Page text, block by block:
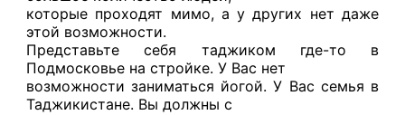
которые проходят мимо, а у других нет даже
этой возможности.
Представьте себя таджиком где-то в
Подмосковье на стройке. У Вас нет
возможности заниматься йогой. У Вас семья в
Таджикистане. Вы должны с